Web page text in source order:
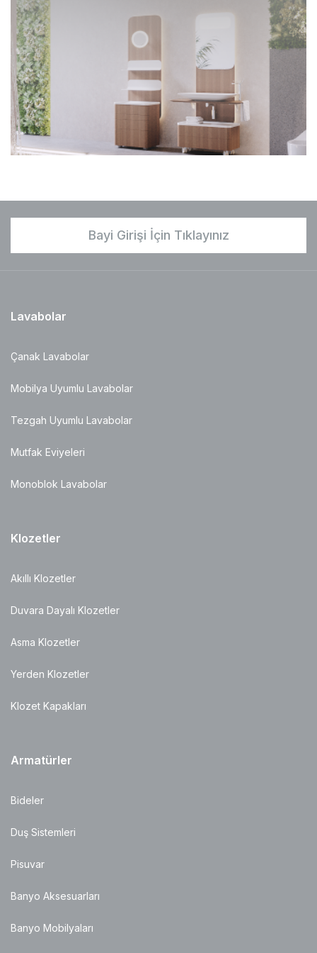
Bayi Girişi İçin Tıklayınız
Lavabolar
Çanak Lavabolar
Mobilya Uyumlu Lavabolar
Tezgah Uyumlu Lavabolar
Mutfak Eviyeleri
Monoblok Lavabolar
Klozetler
Akıllı Klozetler
Duvara Dayalı Klozetler
Asma Klozetler
Yerden Klozetler
Klozet Kapakları
Armatürler
Bideler
Duş Sistemleri
Pisuvar
Banyo Aksesuarları
Banyo Mobilyaları